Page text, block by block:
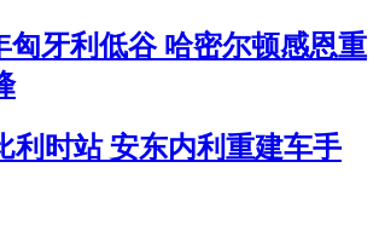
匈牙利低谷 哈密尔顿感恩重
利时站 安东内利重建车手